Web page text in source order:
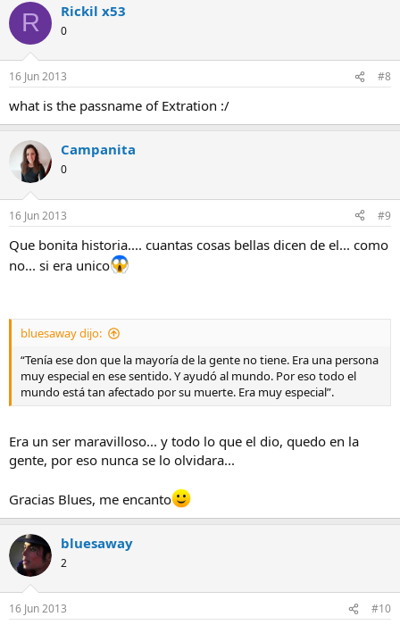
R Rickil x53
0
16 Jun 2013 #8
what is the passname of Extration :/
Campanita
0
16 Jun 2013 #9
Que bonita historia.... cuantas cosas bellas dicen de el... como
no... si era unico
bluesaway dijo:
“Tenía ese don que la mayoría de la gente no tiene. Era una persona
muy especial en ese sentido. Y ayudó al mundo. Por eso todo el
mundo está tan afectado por su muerte. Era muy especial”.
Era un ser maravilloso... y todo lo que el dio, quedo en la
gente, por eso nunca se lo olvidara...
Gracias Blues, me encanto
bluesaway
2
16 Jun 2013 #10